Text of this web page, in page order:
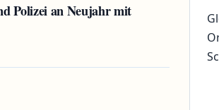
Polizei an Neujahr mit